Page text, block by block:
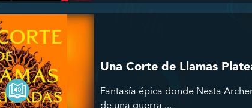
Una Corte de Llamas
Fantasía épica donde Nesta